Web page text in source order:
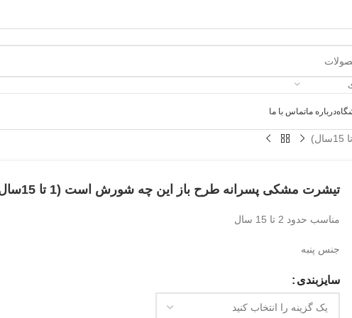
درباره ماتماس با ما
تیشرت مشکی پسرانه طرح باز این چه شورش است (1 تا 15سال)
مناسب حدود 2 تا 15 سال
جنس پنبه
سایزبندی